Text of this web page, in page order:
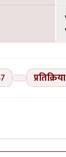
प्रतिक्रिया